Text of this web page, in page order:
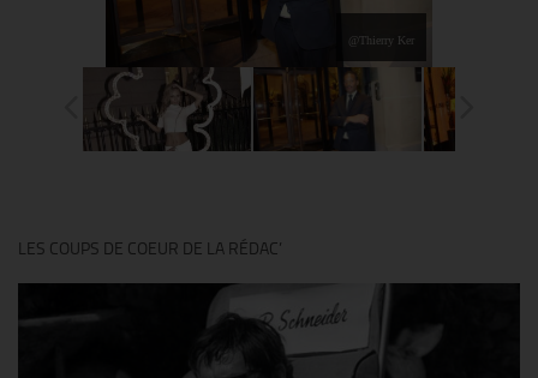
@Thierry Ker
LES COUPS DE COEUR DE LA RÉDAC’